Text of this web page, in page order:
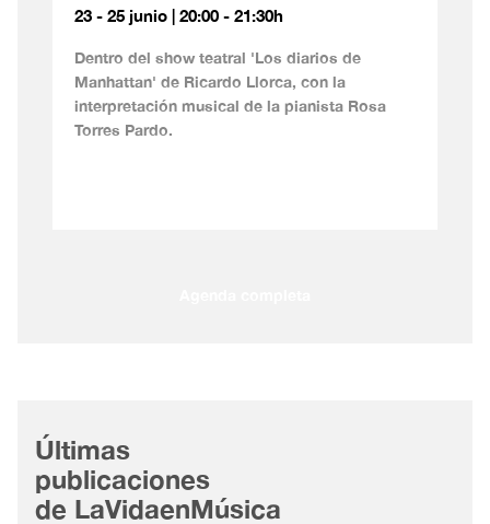
23 - 25 junio | 20:00 - 21:30h
Dentro del show teatral 'Los diarios de
Manhattan' de Ricardo Llorca, con la
interpretación musical de la pianista Rosa
Torres Pardo.
Últimas
publicaciones
de LaVidaenMúsica